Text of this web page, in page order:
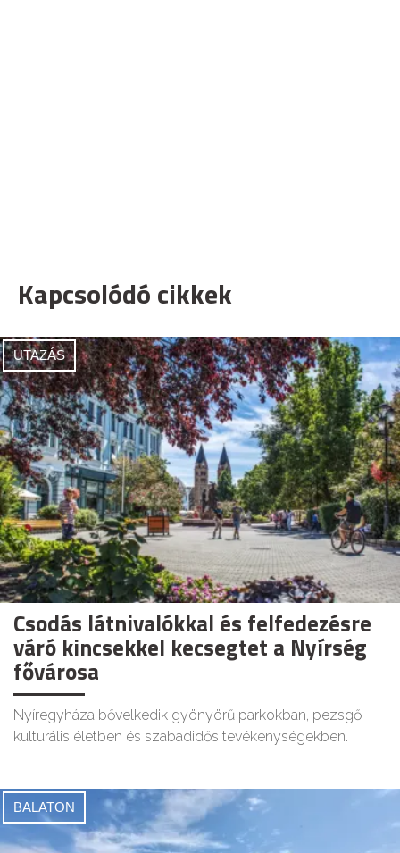
Kapcsolódó cikkek
UTAZÁS
Csodás látnivalókkal és felfedezésre
váró kincsekkel kecsegtet a Nyírség
fővárosa
Nyíregyháza bővelkedik gyönyörű parkokban, pezsgő
kulturális életben és szabadidős tevékenységekben.
BALATON